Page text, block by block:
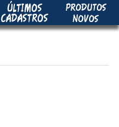
ÚLTIMOS
CADASTROS
PRODUTOS
NOVOS